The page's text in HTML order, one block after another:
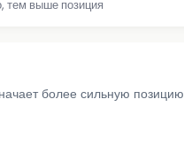
тем выше позиция
более сильную